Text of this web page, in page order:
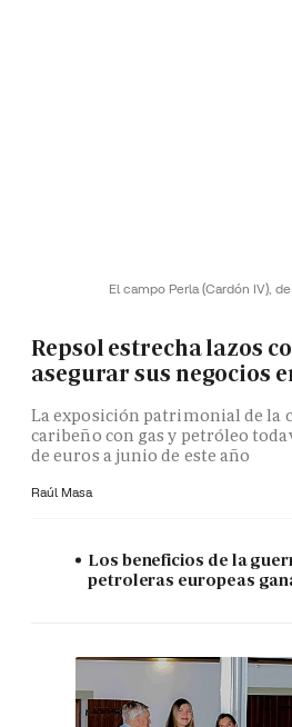
El campo Perla (Cardón IV),
Repsol estrecha lazos
asegurar sus negocios
La exposición patrimonial de la
caribeño con gas y petróleo
de euros a junio de este año
Raúl Masa
Los beneficios de la
petroleras europeas